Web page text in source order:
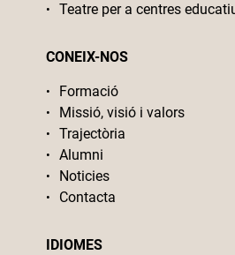
Teatre per a centres
CONEIX-NOS
Formació
Missió, visió i valors
Trajectòria
Alumni
Noticies
Contacta
IDIOMES